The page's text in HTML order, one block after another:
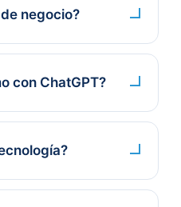
negocio?
con ChatGPT?